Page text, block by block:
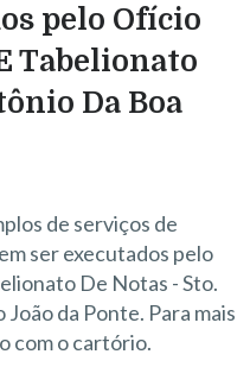
pelo Ofício
Tabelionato
Da Boa
de serviços de
ser executados pelo
De Notas - Sto.
da Ponte. Para mais
com o cartório.